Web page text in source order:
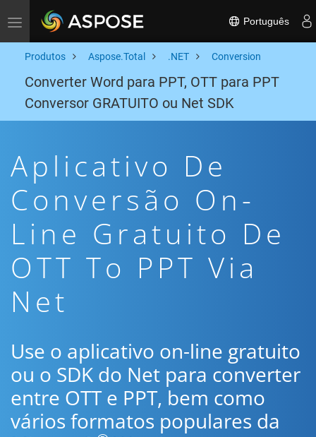
Toggle navigation Português
Produtos Aspose.Total .NET Conversion
Converter Word para PPT, OTT para PPT
Conversor GRATUITO ou Net SDK
Aplicativo De
Conversão On-
Line Gratuito De
OTT To PPT Via
Net
Use o aplicativo on-line gratuito
ou o SDK do Net para converter
entre OTT e PPT, bem como
vários formatos populares da